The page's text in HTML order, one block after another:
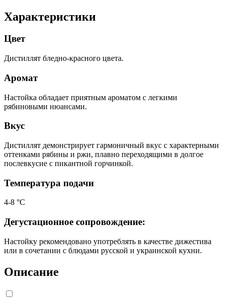
Характеристики
Цвет
Дистиллят бледно-красного цвета.
Аромат
Настойка обладает приятным ароматом с легкими
рябиновыми нюансами.
Вкус
Дистиллят демонстрирует гармоничный вкус с характерными
оттенками рябины и ржи, плавно переходящими в долгое
послевкусие с пикантной горчинкой.
Температура подачи
4-8 °С
Дегустационное сопровождение:
Настойку рекомендовано употреблять в качестве дижестива
или в сочетании с блюдами русской и украинской кухни.
Описание